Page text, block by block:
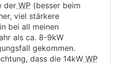
der WP (besser beim
viel stärkere
bei all meinen
als ca. 8-9kW
gekommen.
dass die 14kW WP